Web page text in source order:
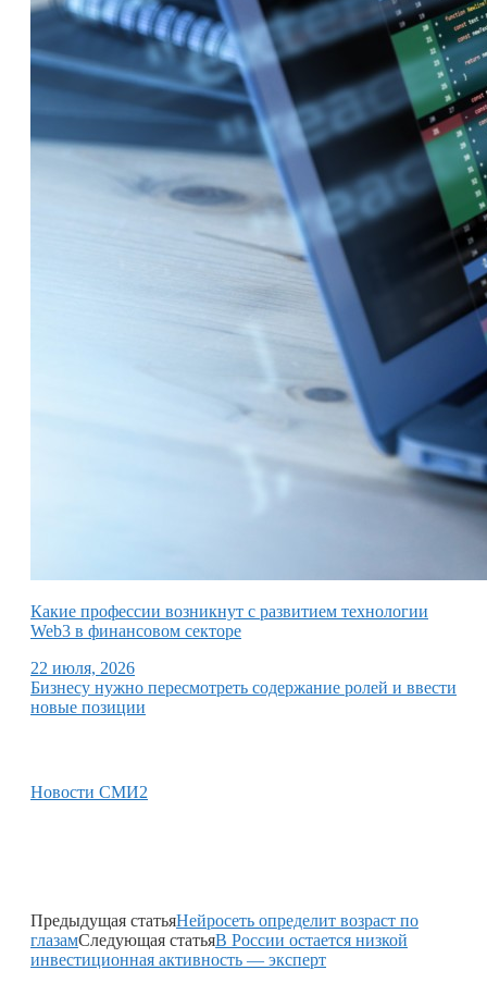
Какие профессии возникнут с развитием технологии
Web3 в финансовом секторе
22 июля, 2026
Бизнесу нужно пересмотреть содержание ролей и ввести
новые позиции
Новости СМИ2
Предыдущая статьяНейросеть определит возраст по
глазамСледующая статьяВ России остается низкой
инвестиционная активность — эксперт